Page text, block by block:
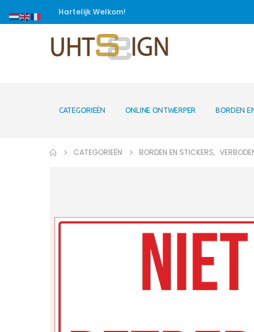
Hartelijk Welkom!
CATEGORIEËN ONLINE ONTWERPER BORDEN
CATEGORIEËN BORDEN EN STICKERS,